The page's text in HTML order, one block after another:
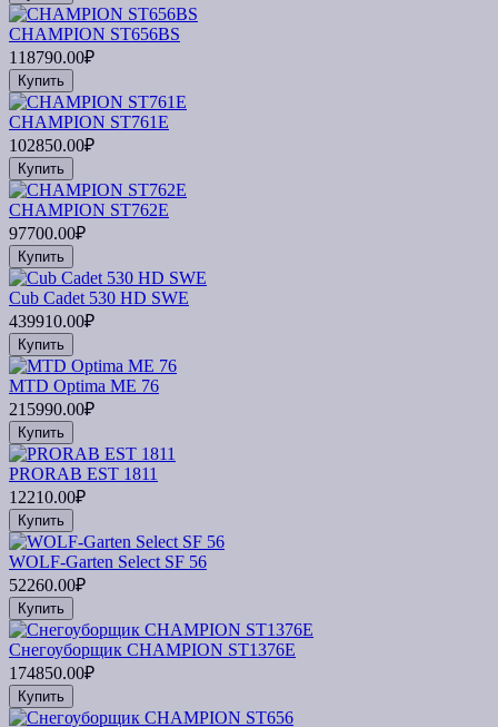
CHAMPION ST656BS
118790.00₽
Купить
CHAMPION ST761E
102850.00₽
Купить
CHAMPION ST762E
97700.00₽
Купить
Cub Cadet 530 HD SWE
439910.00₽
Купить
MTD Optima ME 76
215990.00₽
Купить
PRORAB EST 1811
12210.00₽
Купить
WOLF-Garten Select SF 56
52260.00₽
Купить
Снегоуборщик CHAMPION ST1376E
174850.00₽
Купить